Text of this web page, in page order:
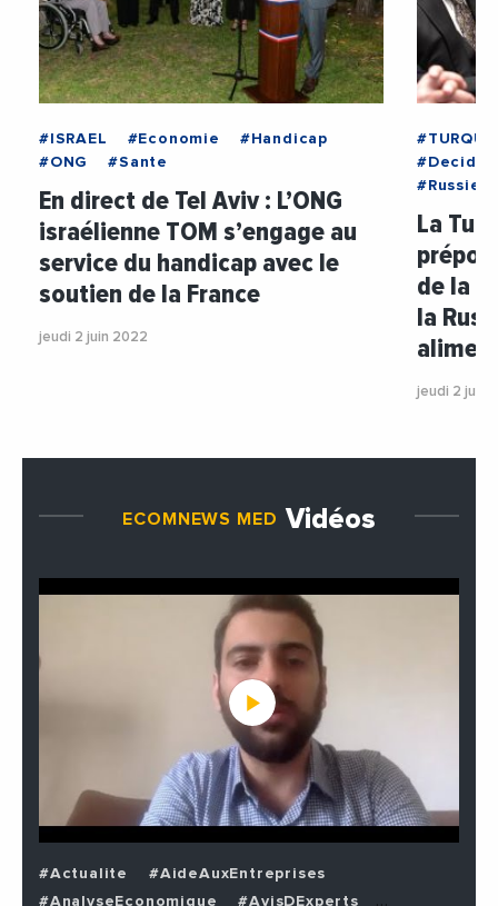
#ISRAEL #Economie
#Handicap
#ONG
#Sante
En direct de Tel Aviv : L’ONG
israélienne TOM s’engage au
service du handicap avec le
soutien de la France
jeudi 2 juin 2022
#Russie
La
de la
la
jeudi 2 juin
ECOMNEWS MED Vidéos
#Actualite
#AideAuxEntreprises
#AnalyseEconomique
#AvisDExperts